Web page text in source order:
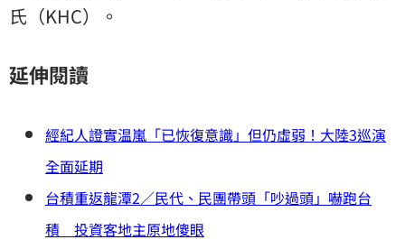
氏（KHC）。
延伸閱讀
經紀人證實温嵐「已恢復意識」但仍虛弱！大陸3巡演
全面延期
台積重返龍潭2／民代、民團帶頭「吵過頭」嚇跑台
積 投資客地主原地傻眼